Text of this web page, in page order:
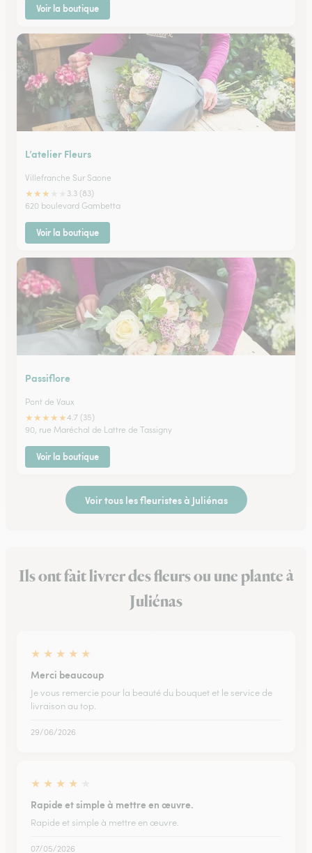
Voir la boutique
L’atelier Fleurs
Villefranche Sur Saone
★★★
3.3 (83)
620 boulevard Gambetta
Voir la boutique
Passiflore
Pont de Vaux
★★★★★4.7 (35)
90, rue Maréchal de Lattre de Tassigny
Voir la boutique
Voir tous les fleuristes à Juliénas
Ils ont fait livrer des fleurs ou une plante à
Juliénas
★ ★ ★ ★ ★
Merci beaucoup
Je vous remercie pour la beauté du bouquet et le service de
livraison au top.
29/06/2026
★ ★ ★ ★
Rapide et simple à mettre en œuvre.
Rapide et simple à mettre en œuvre.
07/05/2026